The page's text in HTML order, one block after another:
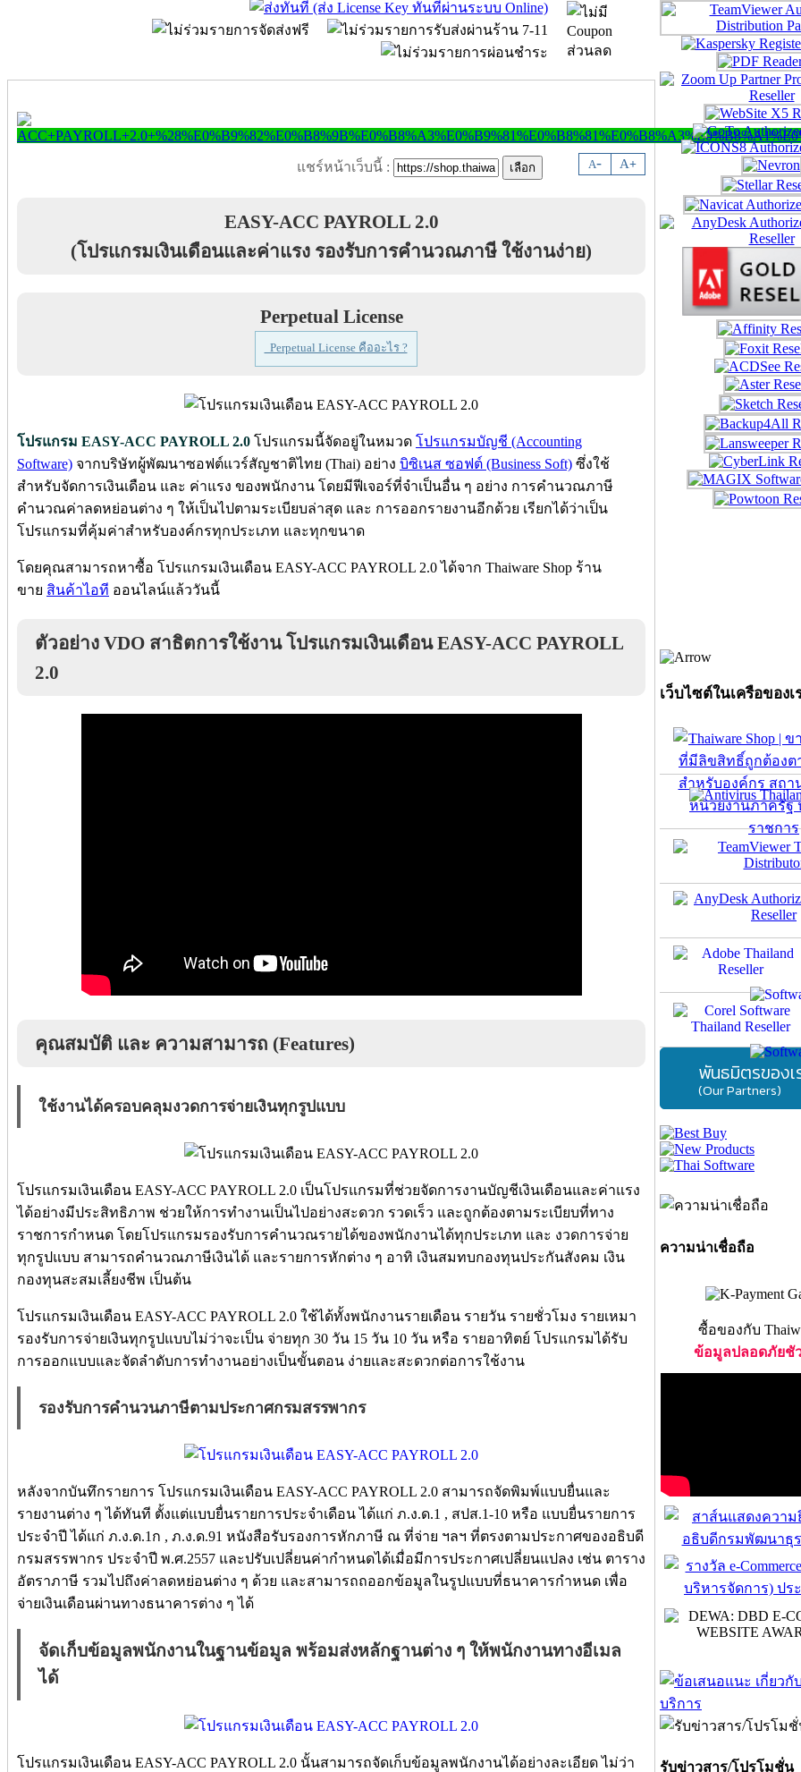
A- A+
แชร์หน้าเว็บนี้ :
EASY-ACC PAYROLL 2.0
(โปรแกรมเงินเดือนและค่าแรง รองรับการคำนวณภาษี ใช้งานง่าย)
Perpetual License
Perpetual License คืออะไร ?
โปรแกรม EASY-ACC PAYROLL 2.0 โปรแกรมนี้จัดอยู่ในหมวด โปรแกรมบัญชี (Accounting
Software) จากบริษัทผู้พัฒนาซอฟต์แวร์สัญชาติไทย (Thai) อย่าง บิซิเนส ซอฟต์ (Business Soft) ซึ่งใช้
สำหรับจัดการเงินเดือน และ ค่าแรง ของพนักงาน โดยมีฟีเจอร์ที่จำเป็นอื่น ๆ อย่าง การคำนวณภาษี
คำนวณค่าลดหย่อนต่าง ๆ ให้เป็นไปตามระเบียบล่าสุด และ การออกรายงานอีกด้วย เรียกได้ว่าเป็น
โปรแกรมที่คุ้มค่าสำหรับองค์กรทุกประเภท และทุกขนาด
โดยคุณสามารถหาซื้อ โปรแกรมเงินเดือน EASY-ACC PAYROLL 2.0 ได้จาก Thaiware Shop ร้าน
ขาย สินค้าไอที ออนไลน์แล้ววันนี้
ตัวอย่าง VDO สาธิตการใช้งาน โปรแกรมเงินเดือน EASY-ACC PAYROLL
2.0
คุณสมบัติ และ ความสามารถ (Features)
ใช้งานได้ครอบคลุมงวดการจ่ายเงินทุกรูปแบบ
โปรแกรมเงินเดือน EASY-ACC PAYROLL 2.0 เป็นโปรแกรมที่ช่วยจัดการงานบัญชีเงินเดือนและค่าแรง
ได้อย่างมีประสิทธิภาพ ช่วยให้การทำงานเป็นไปอย่างสะดวก รวดเร็ว และถูกต้องตามระเบียบที่ทาง
ราชการกำหนด โดยโปรแกรมรองรับการคำนวณรายได้ของพนักงานได้ทุกประเภท และ งวดการจ่าย
ทุกรูปแบบ สามารถคำนวณภาษีเงินได้ และรายการหักต่าง ๆ อาทิ เงินสมทบกองทุนประกันสังคม เงิน
กองทุนสะสมเลี้ยงชีพ เป็นต้น
โปรแกรมเงินเดือน EASY-ACC PAYROLL 2.0 ใช้ได้ทั้งพนักงานรายเดือน รายวัน รายชั่วโมง รายเหมา
รองรับการจ่ายเงินทุกรูปแบบไม่ว่าจะเป็น จ่ายทุก 30 วัน 15 วัน 10 วัน หรือ รายอาทิตย์ โปรแกรมได้รับ
การออกแบบและจัดลำดับการทำงานอย่างเป็นขั้นตอน ง่ายและสะดวกต่อการใช้งาน
รองรับการคำนวนภาษีตามประกาศกรมสรรพากร
หลังจากบันทึกรายการ โปรแกรมเงินเดือน EASY-ACC PAYROLL 2.0 สามารถจัดพิมพ์แบบยื่นและ
รายงานต่าง ๆ ได้ทันที ตั้งแต่แบบยื่นรายการประจำเดือน ได้แก่ ภ.ง.ด.1 , สปส.1-10 หรือ แบบยื่นรายการ
ประจำปี ได้แก่ ภ.ง.ด.1ก , ภ.ง.ด.91 หนังสือรับรองการหักภาษี ณ ที่จ่าย ฯลฯ ที่ตรงตามประกาศของอธิบดี
กรมสรรพากร ประจำปี พ.ศ.2557 และปรับเปลี่ยนค่ากำหนดได้เมื่อมีการประกาศเปลี่ยนแปลง เช่น ตาราง
อัตราภาษี รวมไปถึงค่าลดหย่อนต่าง ๆ ด้วย และสามารถถออกข้อมูลในรูปแบบที่ธนาคารกำหนด เพื่อ
จ่ายเงินเดือนผ่านทางธนาคารต่าง ๆ ได้
จัดเก็บข้อมูลพนักงานในฐานข้อมูล พร้อมส่งหลักฐานต่าง ๆ ให้พนักงานทางอีเมล
ได้
โปรแกรมเงินเดือน EASY-ACC PAYROLL 2.0 นั้นสามารถจัดเก็บข้อมูลพนักงานได้อย่างละเอียด ไม่ว่า
เว็บไซต์ในเครือของเ
พันธมิตรของเ
(Our Partners)
ความน่าเชื่อถือ
ซื้อของกับ
ข้อมูลปลอดภัยชัว
รับข่าวสาร/โปรโมชั่น